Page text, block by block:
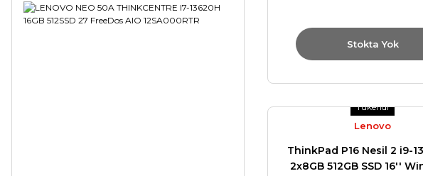
Stokta Yok
Tükendi
Lenovo
ThinkPad P16 Nesil 2 i9-
2x8GB 512GB SSD 16''